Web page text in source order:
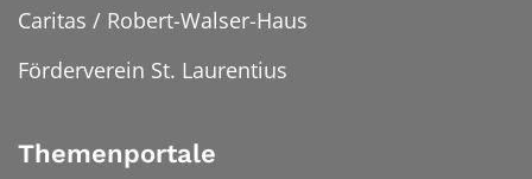
Caritas / Robert-Walser-Haus
Förderverein St. Laurentius
Themenportale